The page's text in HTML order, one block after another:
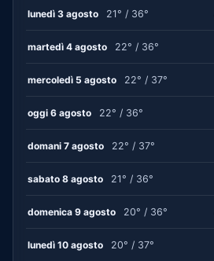
lunedì 3 agosto 21° / 36°
martedì 4 agosto 22° / 36°
mercoledì 5 agosto 22° / 37°
oggi 6 agosto 22° / 36°
domani 7 agosto 22° / 37°
sabato 8 agosto 21° / 36°
domenica 9 agosto 20° / 36°
lunedì 10 agosto 20° / 37°